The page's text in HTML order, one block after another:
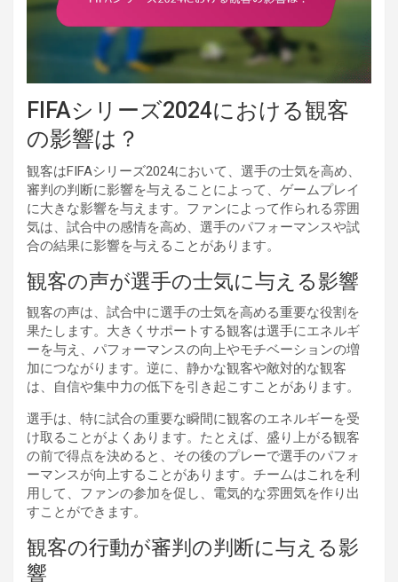
FIFAシリーズ2024における観客
の影響は？
観客はFIFAシリーズ2024において、選手の士気を高め、
審判の判断に影響を与えることによって、ゲームプレイ
に大きな影響を与えます。ファンによって作られる雰囲
気は、試合中の感情を高め、選手のパフォーマンスや試
合の結果に影響を与えることがあります。
観客の声が選手の士気に与える影響
観客の声は、試合中に選手の士気を高める重要な役割を
果たします。大きくサポートする観客は選手にエネルギ
ーを与え、パフォーマンスの向上やモチベーションの増
加につながります。逆に、静かな観客や敵対的な観客
は、自信や集中力の低下を引き起こすことがあります。
選手は、特に試合の重要な瞬間に観客のエネルギーを受
け取ることがよくあります。たとえば、盛り上がる観客
の前で得点を決めると、その後のプレーで選手のパフォ
ーマンスが向上することがあります。チームはこれを利
用して、ファンの参加を促し、電気的な雰囲気を作り出
すことができます。
観客の行動が審判の判断に与える影
響